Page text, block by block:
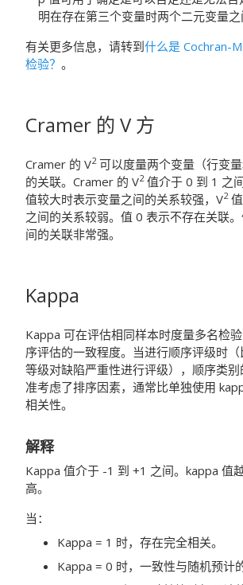
明在存在第三个变量时两个二元变量之
有关更多信息，请转到什么是 Cochran-
检验？ 。
Cramer 的 V 方
Cramer 的 V2可以度量两个变量（行变
的关联。Cramer 的 V2值介于 0 到 1 之
值较大时表示变量之间的关系较强，V2值
之间的关系较弱。值 0 表示不存在关联
间的关联非常强。
Kappa
Kappa 可在评估相同样本时度量多名检
序评估的一致程度。当进行顺序评级时
等级对缺陷严重性进行评级），顺序类
准考虑了排序因素，通常比单独使用
相关性。
解释
Kappa 值介于 -1 到 +1 之间。kappa 值
高。
当：
Kappa = 1 时，存在完全相关。
Kappa = 0 时，一致性与随机预计